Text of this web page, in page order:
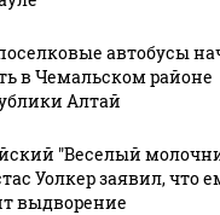
автобусы
в Чемальском районе
Алтай
"Веселый
Уолкер заявил, что
выдворение